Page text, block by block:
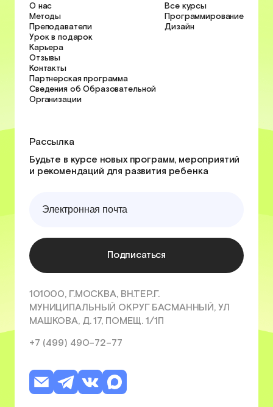
О нас
Методы
Преподаватели
Урок в подарок
Карьера
Отзывы
Контакты
Партнерская программа
Сведения об Образовательной
Организации
Все курсы
Программирование
Дизайн
Рассылка
Будьте в курсе новых программ, мероприятий
и рекомендаций для развития ребенка
Подписаться
101000, Г.МОСКВА, ВН.ТЕР.Г.
МУНИЦИПАЛЬНЫЙ ОКРУГ БАСМАННЫЙ, УЛ
МАШКОВА, Д. 17, ПОМЕЩ. 1/1П
+7 (499) 490–72–77